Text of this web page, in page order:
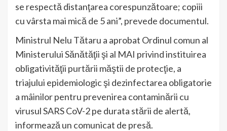
se respectă distanţarea corespunzătoare; copiii
cu vârsta mai mică de 5 ani”, prevede documentul.
Ministrul Nelu Tătaru a aprobat Ordinul comun al
Ministerului Sănătăţii şi al MAI privind instituirea
obligativităţii purtării măştii de protecţie, a
triajului epidemiologic şi dezinfectarea obligatorie
a mâinilor pentru prevenirea contaminării cu
virusul SARS CoV-2 pe durata stării de alertă,
informează un comunicat de presă.